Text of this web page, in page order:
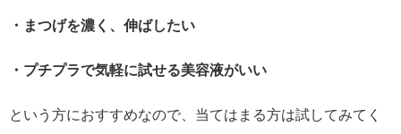
・まつげを濃く、伸ばしたい
・プチプラで気軽に試せる美容液がいい
という方におすすめなので、当てはまる方は試してみてく